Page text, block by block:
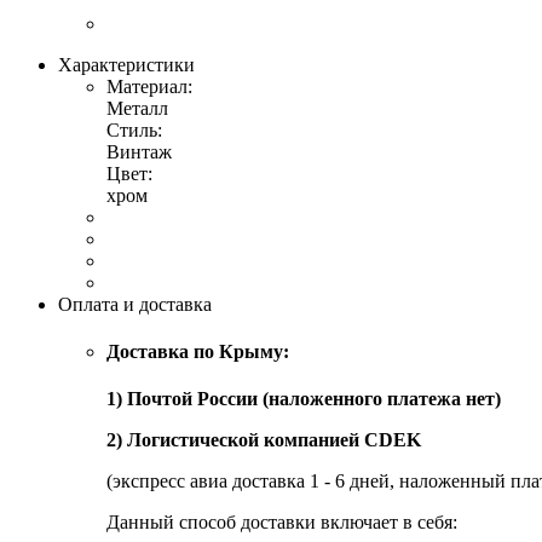
Характеристики
Материал:
Металл
Стиль:
Винтаж
Цвет:
хром
Оплата и доставка
Доставка по Крыму:
1) Почтой России (наложенного платежа нет)
2) Логистической компанией CDEK
(экспресс авиа доставка 1 - 6 дней, наложенный
Данный способ доставки включает в себя: